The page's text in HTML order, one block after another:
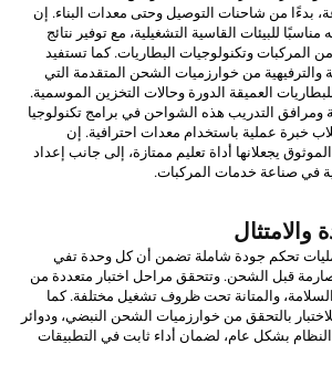
بدءًا من شاحنات التوصيل وحتى معدات البناء. إن
مناسبًا للبيئات القاسية التشغيلية، مع توفير نتائج
المركبات وتكنولوجيات البطاريات. كما تستفيد
والترفيهية من خوارزميات الشحن المتقدمة التي
العميقة الدورة وحالات التخزين الموسمية.
ومرافق التدريب هذه الشواحن في برامج تكنولوجيا
خبرة عملية باستخدام معدات احترافية. إن
يجعلانها أداة تعليم ممتازة، إلى جانب إعداد
في صناعة خدمات المركبات.
والامتثال
تحكم جودة شاملة تضمن أن كل وحدة تفي
قبل الشحن. وتتحقق مراحل اختبار متعددة من
السلامة، والمتانة تحت ظروف تشغيل مختلفة. كما
بالتحقق من خوارزميات الشحن النبضي، ودوائر
النظام بشكل عام، لضمان أداء ثابت في التطبيقات